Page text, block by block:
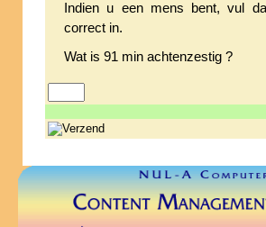
Indien u een mens bent, vul
correct in.
Wat is 91 min achtenzestig ?